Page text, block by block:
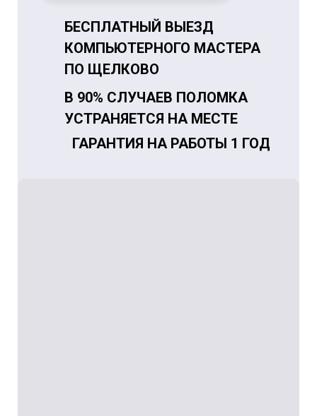
БЕСПЛАТНЫЙ ВЫЕЗД
КОМПЬЮТЕРНОГО МАСТЕРА
ПО ЩЕЛКОВО
В 90% СЛУЧАЕВ ПОЛОМКА
УСТРАНЯЕТСЯ НА МЕСТЕ
ГАРАНТИЯ НА РАБОТЫ 1 ГОД